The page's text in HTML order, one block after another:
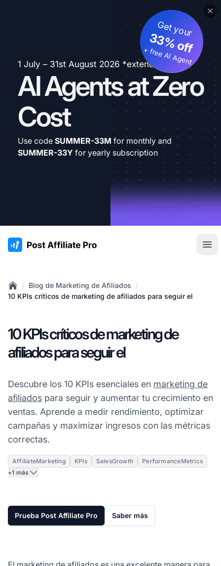
1 July – 31st August 2026 *extended
AI Agents at Zero
Cost
Get your
33% off
+ free AI Agent
Use code SUMMER-33M for monthly and
SUMMER-33Y for yearly subscription
:site.title
Home
/ Blog de Marketing de Afiliados /
10 KPIs críticos de marketing de afiliados para seguir el
10 KPIs críticos de marketing de
afiliados para seguir el
Descubre los 10 KPIs esenciales en marketing de
afiliados para seguir y aumentar tu crecimiento en
ventas. Aprende a medir rendimiento, optimizar
campañas y maximizar ingresos con las métricas
correctas.
AffiliateMarketing KPIs SalesGrowth
PerformanceMetrics
+1 más
Prueba Post Affiliate Pro Saber más